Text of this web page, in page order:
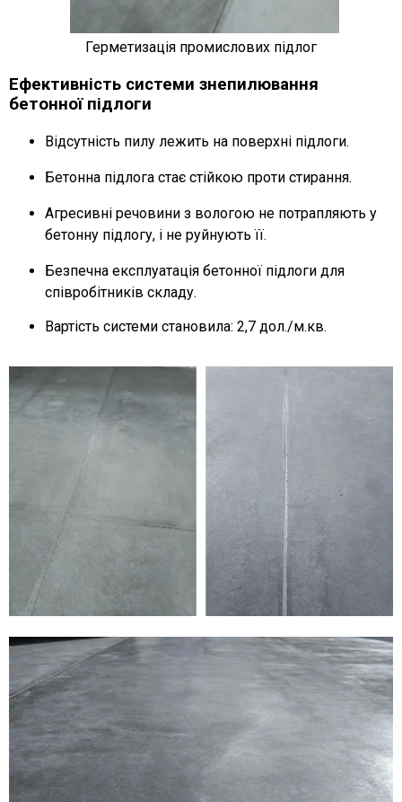
Герметизація промислових підлог
Ефективність системи знепилювання
бетонної підлоги
Відсутність пилу лежить на поверхні підлоги.
Бетонна підлога стає стійкою проти стирання.
Агресивні речовини з вологою не потрапляють у
бетонну підлогу, і не руйнують її.
Безпечна експлуатація бетонної підлоги для
співробітників складу.
Вартість системи становила: 2,7 дол./м.кв.